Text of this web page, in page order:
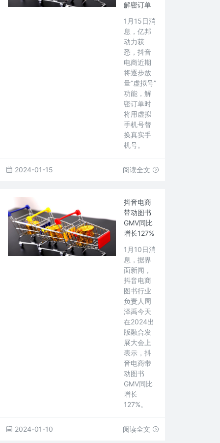
解密订单
1月15日消
息，亿邦
动力获
悉，抖音
电商近期
将逐步放
量“虚拟号”
功能，解
密订单时
将用虚拟
手机号替
换真实手
机号。
2024-01-15 阅读全文
抖音电商
带动图书
GMV同比
增长127%
1月10日消
息，据界
面新闻，
抖音电商
图书行业
负责人周
泽禹今天
在2024出
版融合发
展大会上
表示，抖
音电商带
动图书
GMV同比
增长
127%。
2024-01-10 阅读全文